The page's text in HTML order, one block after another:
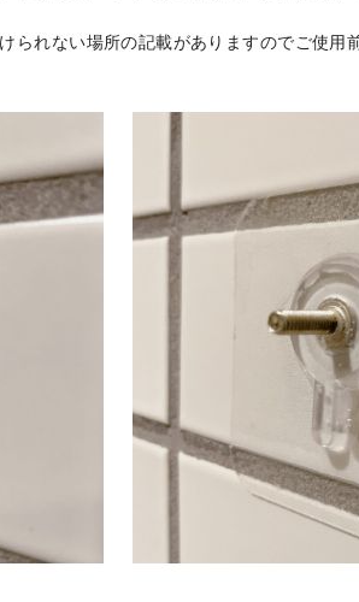
れない場所の記載がありますのでご使用